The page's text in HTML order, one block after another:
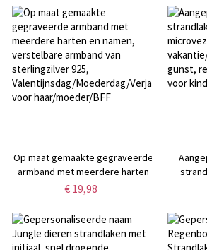
Valentijnsdag-/jubileumcadeau
voor vrouw/vriendin/minnaar
Op maat gemaakte gegraveerde
armband met meerdere harten
en namen, verstelbare armband
Valentijnsdag/Moederdag/Verjaardagscadeau
voor haar/moeder/BFF
€ 19,98
gunst,
voor